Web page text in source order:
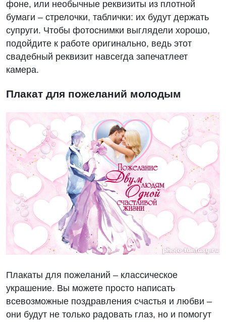
фоне, или необычные реквизиты из плотной
бумаги – стрелочки, таблички: их будут держать
супруги. Чтобы фотоснимки выглядели хорошо,
подойдите к работе оригинально, ведь этот
свадебный реквизит навсегда запечатлеет
камера.
Плакат для пожеланий молодым
Плакаты для пожеланий – классическое
украшение. Вы можете просто написать
всевозможные поздравления счастья и любви –
они будут не только радовать глаз, но и помогут